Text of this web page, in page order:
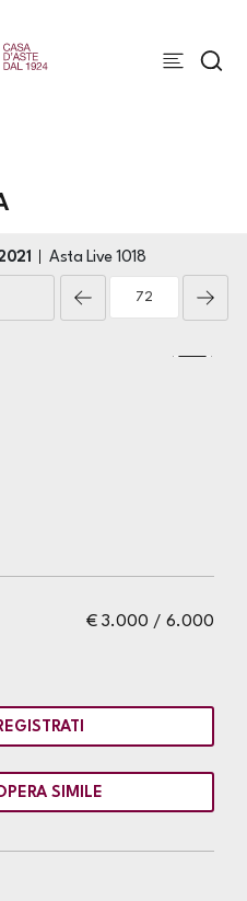
Asta Live 1018
€ 3.000 / 6.000
SIMILE